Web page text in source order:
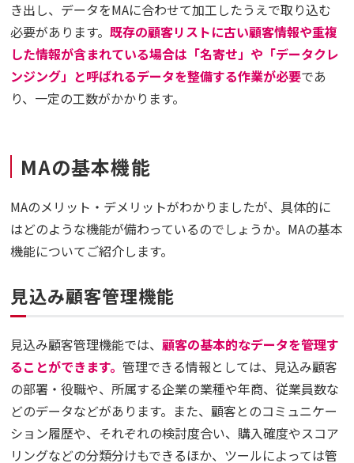
き出し、データをMAに合わせて加工したうえで取り込む
必要があります。既存の顧客リストに古い顧客情報や重複
した情報が含まれている場合は「名寄せ」や「データクレ
ンジング」と呼ばれるデータを整備する作業が必要であ
り、一定の工数がかかります。
MAの基本機能
MAのメリット・デメリットがわかりましたが、具体的に
はどのような機能が備わっているのでしょうか。MAの基本
機能についてご紹介します。
見込み顧客管理機能
見込み顧客管理機能では、顧客の基本的なデータを管理す
ることができます。管理できる情報としては、見込み顧客
の部署・役職や、所属する企業の業種や年商、従業員数な
どのデータなどがあります。また、顧客とのコミュニケー
ション履歴や、それぞれの検討度合い、購入確度やスコア
リングなどの分類分けもできるほか、ツールによっては管